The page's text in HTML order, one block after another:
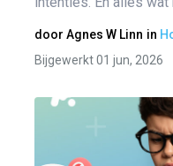
door Agnes W Linn in
Bijgewerkt 01 jun, 2026